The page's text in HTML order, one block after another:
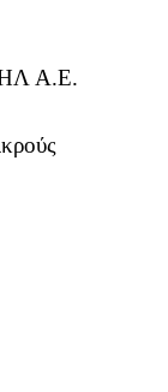
Α.Ε.